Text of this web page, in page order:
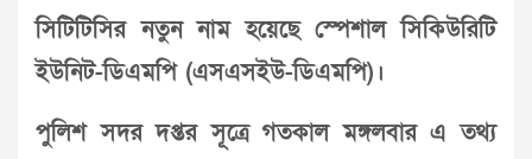
সিটিটিসির নতুন নাম হয়েছে স্পেশাল সিকিউরিটি
ইউনিট-ডিএমপি (এসএসইউ-ডিএমপি)।
পুলিশ সদর দপ্তর সূত্রে গতকাল মঙ্গলবার এ তথ্য